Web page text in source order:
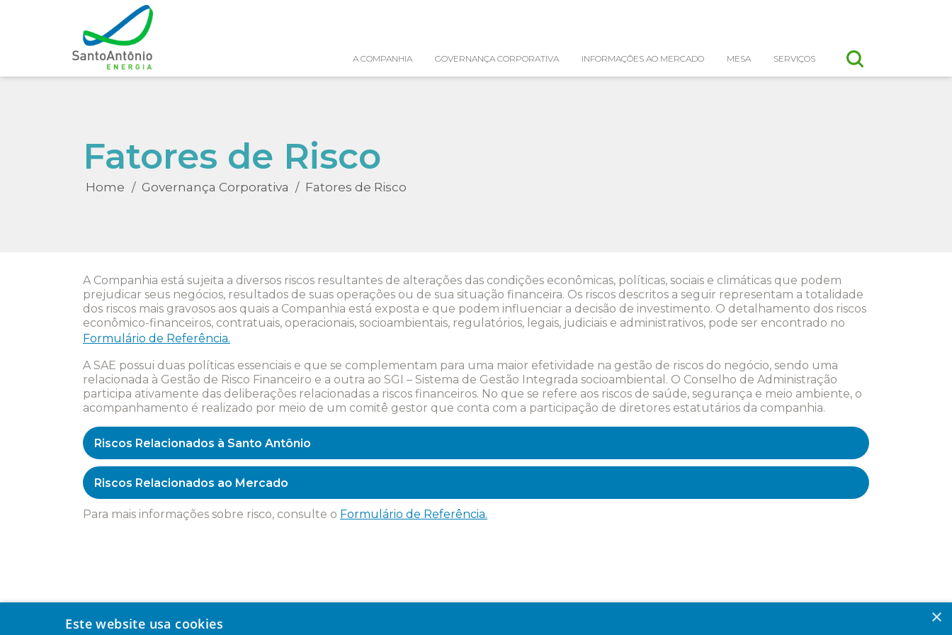
A COMPANHIA GOVERNANÇA CORPORATIVA INFORMAÇÕES AO MERCADO MESA SERVIÇOS
Fatores de Risco
Home / Governança Corporativa / Fatores de Risco
A Companhia está sujeita a diversos riscos resultantes de alterações das condições econômicas, políticas, sociais e climáticas que podem
prejudicar seus negócios, resultados de suas operações ou de sua situação financeira. Os riscos descritos a seguir representam a totalidade
dos riscos mais gravosos aos quais a Companhia está exposta e que podem influenciar a decisão de investimento. O detalhamento dos riscos
econômico-financeiros, contratuais, operacionais, socioambientais, regulatórios, legais, judiciais e administrativos, pode ser encontrado no
Formulário de Referência.
A SAE possui duas políticas essenciais e que se complementam para uma maior efetividade na gestão de riscos do negócio, sendo uma
relacionada à Gestão de Risco Financeiro e a outra ao SGI – Sistema de Gestão Integrada socioambiental. O Conselho de Administração
participa ativamente das deliberações relacionadas a riscos financeiros. No que se refere aos riscos de saúde, segurança e meio ambiente, o
acompanhamento é realizado por meio de um comitê gestor que conta com a participação de diretores estatutários da companhia.
Riscos Relacionados à Santo Antônio
Riscos Relacionados ao Mercado
Para mais informações sobre risco, consulte o Formulário de Referência.
×
Este website usa cookies